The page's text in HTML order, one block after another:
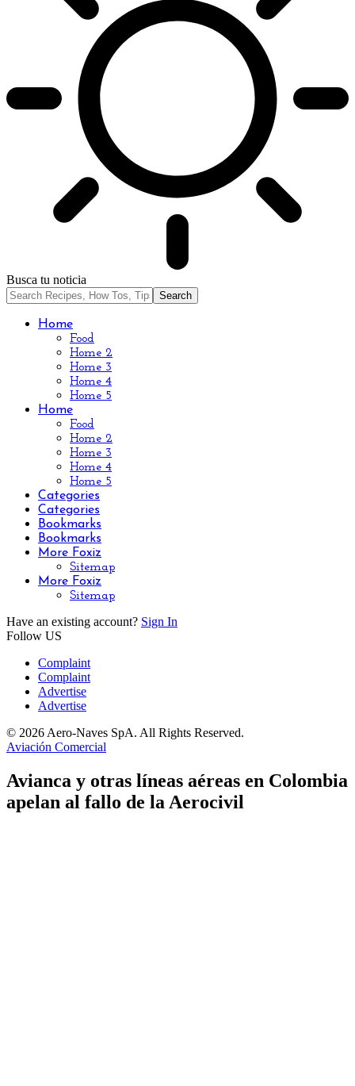
Busca tu noticia
Home
Food
Home 2
Home 3
Home 4
Home 5
Home
Food
Home 2
Home 3
Home 4
Home 5
Categories
Categories
Bookmarks
Bookmarks
More Foxiz
Sitemap
More Foxiz
Sitemap
Have an existing account? Sign In
Follow US
Complaint
Complaint
Advertise
Advertise
© 2026 Aero-Naves SpA. All Rights Reserved.
Aviación Comercial
Avianca y otras líneas aéreas en Colombia
apelan al fallo de la Aerocivil